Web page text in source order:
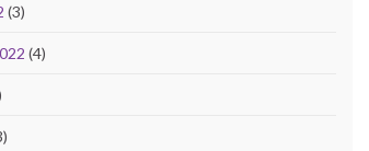
(3)
(4)